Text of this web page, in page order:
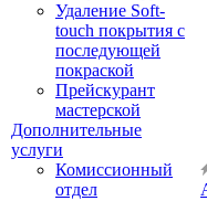
Удаление Soft-
touch покрытия с
последующей
покраской
Прейскурант
мастерской
Дополнительные
услуги
Комиссионный
отдел